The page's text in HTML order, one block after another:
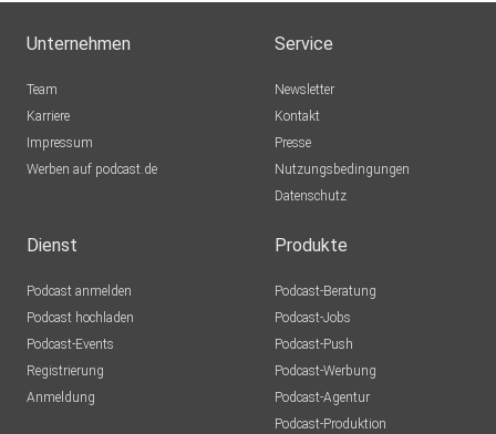
Unternehmen
Team
Karriere
Impressum
Werben auf podcast.de
Service
Newsletter
Kontakt
Presse
Nutzungsbedingungen
Datenschutz
Dienst
Podcast anmelden
Podcast hochladen
Podcast-Events
Registrierung
Anmeldung
Produkte
Podcast-Beratung
Podcast-Jobs
Podcast-Push
Podcast-Werbung
Podcast-Agentur
Podcast-Produktion